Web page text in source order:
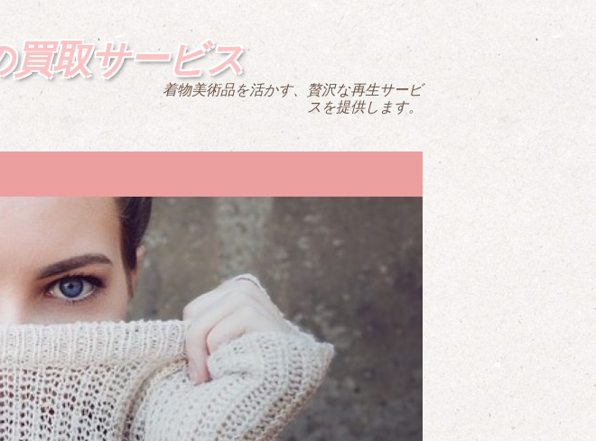
買取サービス
着物美術品を活かす、贅沢な再生サービ
スを提供します。